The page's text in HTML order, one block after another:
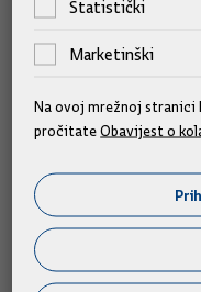
Predsjednik
alci
Statistički
Marketinški
Na ovoj mrežnoj stranici
pročitateObavijest o